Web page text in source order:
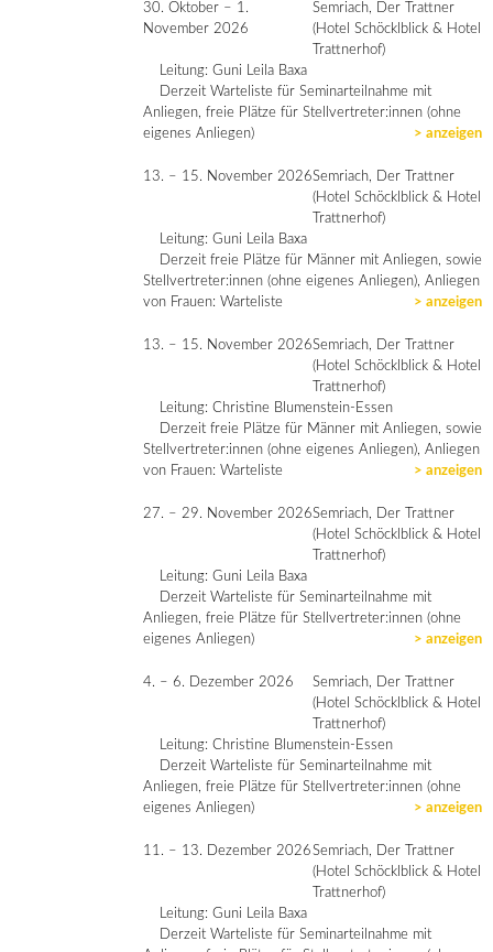
30. Oktober – 1.
November 2026
Semriach, Der Trattner
(Hotel Schöcklblick & Hotel
Trattnerhof)
Leitung: Guni Leila Baxa
Derzeit Warteliste für Seminarteilnahme mit
Anliegen, freie Plätze für Stellvertreter:innen (ohne
eigenes Anliegen)
> anzeigen
13. – 15. November 2026Semriach, Der Trattner
(Hotel Schöcklblick & Hotel
Trattnerhof)
Leitung: Guni Leila Baxa
Derzeit freie Plätze für Männer mit Anliegen, sowie
Stellvertreter:innen (ohne eigenes Anliegen), Anliegen
von Frauen: Warteliste
> anzeigen
13. – 15. November 2026Semriach, Der Trattner
(Hotel Schöcklblick & Hotel
Trattnerhof)
Leitung: Christine Blumenstein-Essen
Derzeit freie Plätze für Männer mit Anliegen, sowie
Stellvertreter:innen (ohne eigenes Anliegen), Anliegen
von Frauen: Warteliste
> anzeigen
27. – 29. November 2026Semriach, Der Trattner
(Hotel Schöcklblick & Hotel
Trattnerhof)
Leitung: Guni Leila Baxa
Derzeit Warteliste für Seminarteilnahme mit
Anliegen, freie Plätze für Stellvertreter:innen (ohne
eigenes Anliegen)
> anzeigen
4. – 6. Dezember 2026
Semriach, Der Trattner
(Hotel Schöcklblick & Hotel
Trattnerhof)
Leitung: Christine Blumenstein-Essen
Derzeit Warteliste für Seminarteilnahme mit
Anliegen, freie Plätze für Stellvertreter:innen (ohne
eigenes Anliegen)
> anzeigen
11. – 13. Dezember 2026Semriach, Der Trattner
(Hotel Schöcklblick & Hotel
Trattnerhof)
Leitung: Guni Leila Baxa
Derzeit Warteliste für Seminarteilnahme mit